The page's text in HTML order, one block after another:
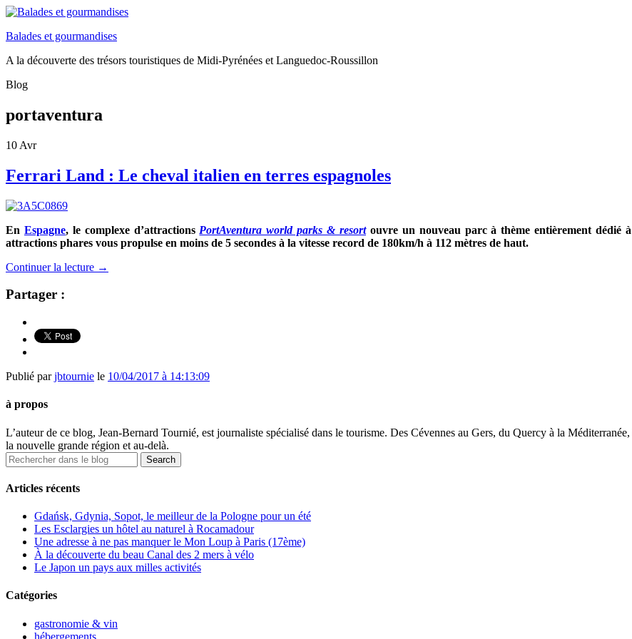
Balades et gourmandises
A la découverte des trésors touristiques de Midi-Pyrénées et Languedoc-Roussillon
Blog
portaventura
10 Avr
Ferrari Land : Le cheval italien en terres espagnoles
En Espagne, le complexe d’attractions PortAventura world parks & resort ouvre un nouveau parc à thème entièrement dédié
attractions phares vous propulse en moins de 5 secondes à la vitesse record de 180km/h à 112 mètres de haut.
Continuer la lecture →
Partager :
Publié parjbtournie le 10/04/2017 à 14:13:09
à propos
L’auteur de ce blog, Jean-Bernard Tournié, est journaliste spécialisé dans le tourisme. Des Cévennes au Gers, du Quercy à la
la nouvelle grande région et au-delà.
Articles récents
Gdańsk, Gdynia, Sopot, le meilleur de la Pologne pour un été
Les Esclargies un hôtel au naturel à Rocamadour
Une adresse à ne pas manquer le Mon Loup à Paris (17ème)
À la découverte du beau Canal des 2 mers à vélo
Le Japon un pays aux milles activités
Catégories
gastronomie & vin
hébergements